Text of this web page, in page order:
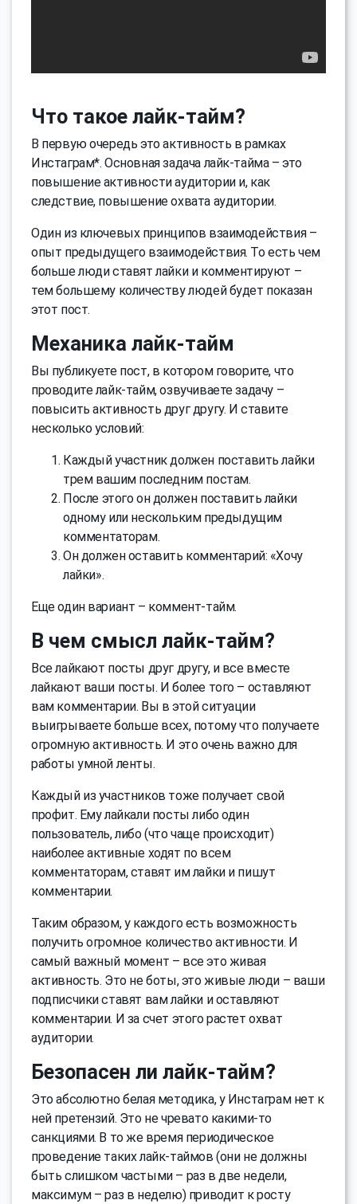
Что такое лайк-тайм?
В первую очередь это активность в рамках
Инстаграм*. Основная задача лайк-тайма – это
повышение активности аудитории и, как
следствие, повышение охвата аудитории.
Один из ключевых принципов взаимодействия –
опыт предыдущего взаимодействия. То есть чем
больше люди ставят лайки и комментируют –
тем большему количеству людей будет показан
этот пост.
Механика лайк-тайм
Вы публикуете пост, в котором говорите, что
проводите лайк-тайм, озвучиваете задачу –
повысить активность друг другу. И ставите
несколько условий:
Каждый участник должен поставить лайки
трем вашим последним постам.
После этого он должен поставить лайки
одному или нескольким предыдущим
комментаторам.
Он должен оставить комментарий: «Хочу
лайки».
Еще один вариант – коммент-тайм.
В чем смысл лайк-тайм?
Все лайкают посты друг другу, и все вместе
лайкают ваши посты. И более того – оставляют
вам комментарии. Вы в этой ситуации
выигрываете больше всех, потому что получаете
огромную активность. И это очень важно для
работы умной ленты.
Каждый из участников тоже получает свой
профит. Ему лайкали посты либо один
пользователь, либо (что чаще происходит)
наиболее активные ходят по всем
комментаторам, ставят им лайки и пишут
комментарии.
Таким образом, у каждого есть возможность
получить огромное количество активности. И
самый важный момент – все это живая
активность. Это не боты, это живые люди – ваши
подписчики ставят вам лайки и оставляют
комментарии. И за счет этого растет охват
аудитории.
Безопасен ли лайк-тайм?
Это абсолютно белая методика, у Инстаграм нет к
ней претензий. Это не чревато какими-то
санкциями. В то же время периодическое
проведение таких лайк-таймов (они не должны
быть слишком частыми – раз в две недели,
максимум – раз в неделю) приводит к росту